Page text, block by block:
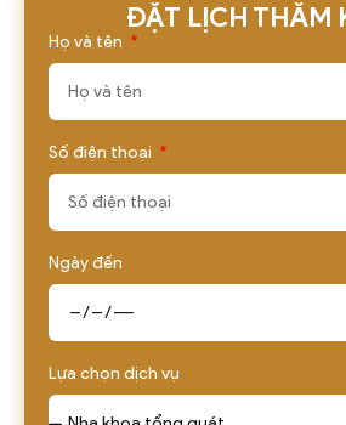
ĐẶT LỊCH THĂM
Họ và tên
Số điện thoại
Ngày đến
Lựa chọn dịch vụ